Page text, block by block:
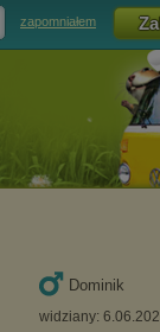
zapomniałem
Dominik
widziany: